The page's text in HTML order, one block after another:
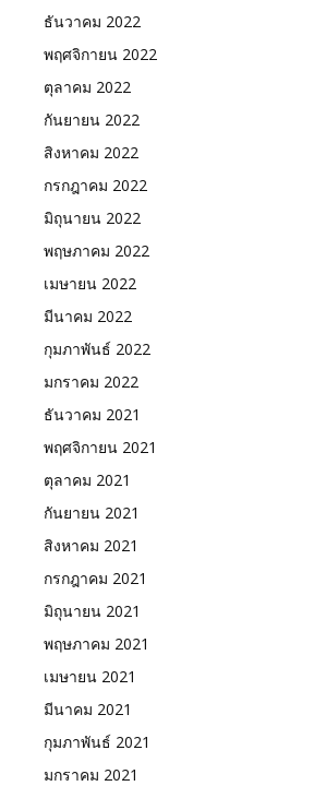
ธันวาคม 2022
พฤศจิกายน 2022
ตุลาคม 2022
กันยายน 2022
สิงหาคม 2022
กรกฎาคม 2022
มิถุนายน 2022
พฤษภาคม 2022
เมษายน 2022
มีนาคม 2022
กุมภาพันธ์ 2022
มกราคม 2022
ธันวาคม 2021
พฤศจิกายน 2021
ตุลาคม 2021
กันยายน 2021
สิงหาคม 2021
กรกฎาคม 2021
มิถุนายน 2021
พฤษภาคม 2021
เมษายน 2021
มีนาคม 2021
กุมภาพันธ์ 2021
มกราคม 2021